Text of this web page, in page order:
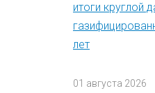
итоги круглой
лет
01 августа 2026